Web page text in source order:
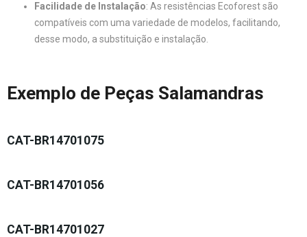
Facilidade de Instalação: As resistências Ecoforest são
compatíveis com uma variedade de modelos, facilitando,
desse modo, a substituição e instalação.
Exemplo de Peças Salamandras
CAT-BR14701075
CAT-BR14701056
CAT-BR14701027